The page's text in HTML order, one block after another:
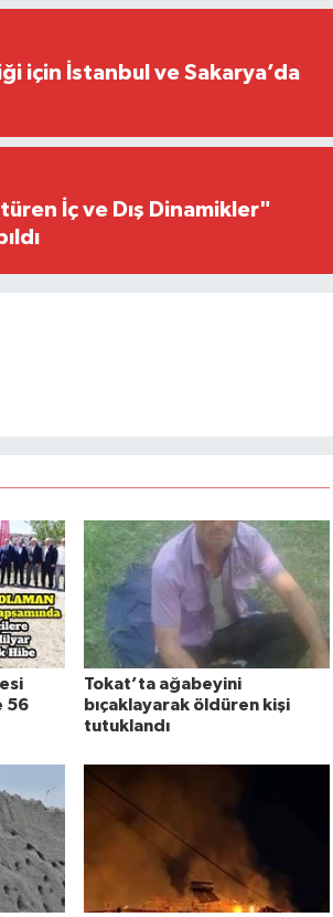
için İstanbul ve Sakarya’da
İç ve Dış Dinamikler"
56
Tokat’ta ağabeyini
bıçaklayarak öldüren kişi
tutuklandı